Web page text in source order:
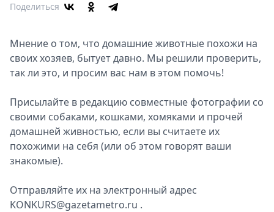
Театр
Афиша
Книги
Выставки
релизы
О
Metro
Стримы
Звезды
Выборы
Поделиться
Мнение о том, что домашние животные похожи на
своих хозяев, бытует давно. Мы решили проверить,
так ли это, и просим вас нам в этом помочь!
Присылайте в редакцию совместные фотографии со
своими собаками, кошками, хомяками и прочей
домашней живностью, если вы считаете их
похожими на себя (или об этом говорят ваши
знакомые).
Отправляйте их на электронный адрес
KONKURS@gazetametro.ru .